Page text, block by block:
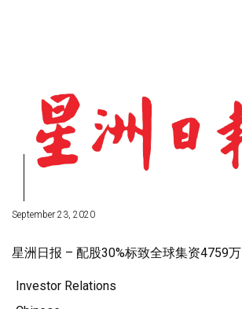
September 23, 2020
星洲日报 – 配股30%标致全球集资4759万
Investor Relations